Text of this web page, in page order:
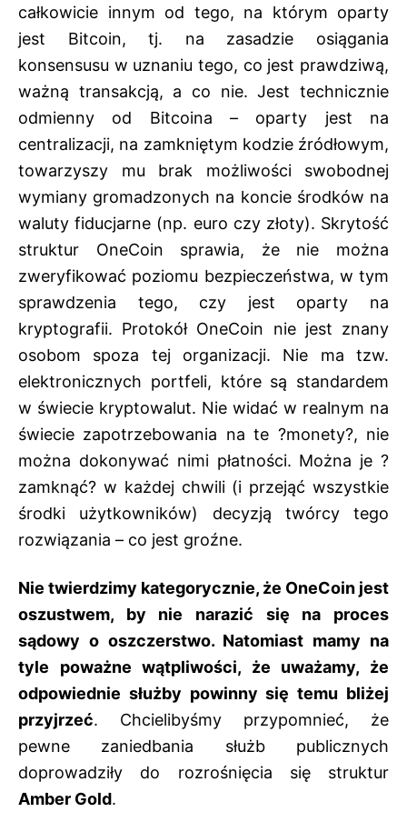
całkowicie innym od tego, na którym oparty
jest Bitcoin, tj. na zasadzie osiągania
konsensusu w uznaniu tego, co jest prawdziwą,
ważną transakcją, a co nie. Jest technicznie
odmienny od Bitcoina – oparty jest na
centralizacji, na zamkniętym kodzie źródłowym,
towarzyszy mu brak możliwości swobodnej
wymiany gromadzonych na koncie środków na
waluty fiducjarne (np. euro czy złoty). Skrytość
struktur OneCoin sprawia, że nie można
zweryfikować poziomu bezpieczeństwa, w tym
sprawdzenia tego, czy jest oparty na
kryptografii. Protokół OneCoin nie jest znany
osobom spoza tej organizacji. Nie ma tzw.
elektronicznych portfeli, które są standardem
w świecie kryptowalut. Nie widać w realnym na
świecie zapotrzebowania na te ?monety?, nie
można dokonywać nimi płatności. Można je ?
zamknąć? w każdej chwili (i przejąć wszystkie
środki użytkowników) decyzją twórcy tego
rozwiązania – co jest groźne.
Nie twierdzimy kategorycznie, że OneCoin jest
oszustwem, by nie narazić się na proces
sądowy o oszczerstwo. Natomiast mamy na
tyle poważne wątpliwości, że uważamy, że
odpowiednie służby powinny się temu bliżej
przyjrzeć. Chcielibyśmy przypomnieć, że
pewne zaniedbania służb publicznych
doprowadziły do rozrośnięcia się struktur
Amber Gold.